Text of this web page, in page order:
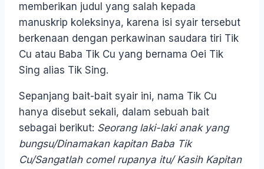
memberikan judul yang salah kepada
manuskrip koleksinya, karena isi syair tersebut
berkenaan dengan perkawinan saudara tiri Tik
Cu atau Baba Tik Cu yang bernama Oei Tik
Sing alias Tik Sing.
Sepanjang bait-bait syair ini, nama Tik Cu
hanya disebut sekali, dalam sebuah bait
sebagai berikut: Seorang laki-laki anak yang
bungsu/Dinamakan kapitan Baba Tik
Cu/Sangatlah comel rupanya itu/ Kasih Kapitan